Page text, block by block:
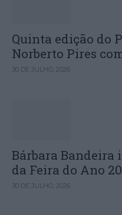
Quinta edição do
Norberto Pires
30 DE JULHO, 2026
Bárbara Bandeira
da Feira do Ano
30 DE JULHO, 2026